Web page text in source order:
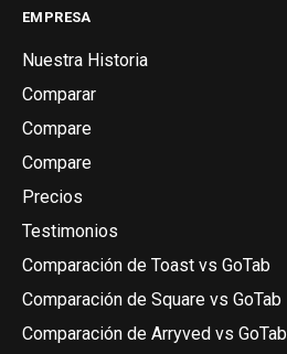
EMPRESA
Nuestra Historia
Comparar
Compare
Compare
Precios
Testimonios
Comparación de Toast vs GoTab
Comparación de Square vs GoTab
Comparación de Arryved vs GoTab